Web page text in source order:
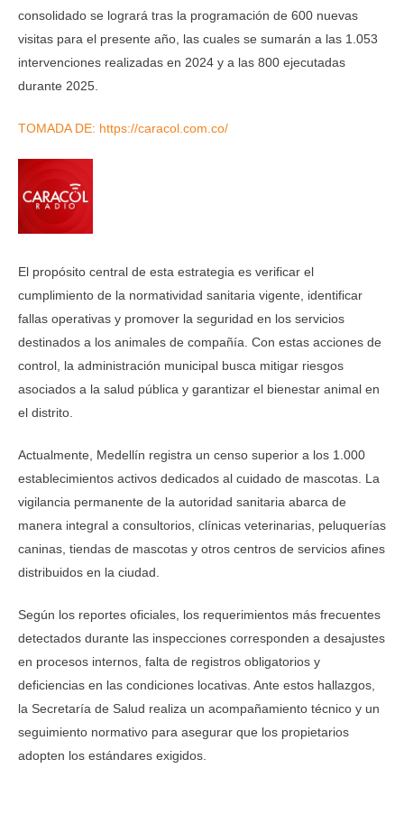
consolidado se logrará tras la programación de 600 nuevas
visitas para el presente año, las cuales se sumarán a las 1.053
intervenciones realizadas en 2024 y a las 800 ejecutadas
durante 2025.
TOMADA DE: https://caracol.com.co/
El propósito central de esta estrategia es verificar el
cumplimiento de la normatividad sanitaria vigente, identificar
fallas operativas y promover la seguridad en los servicios
destinados a los animales de compañía. Con estas acciones de
control, la administración municipal busca mitigar riesgos
asociados a la salud pública y garantizar el bienestar animal en
el distrito.
Actualmente, Medellín registra un censo superior a los 1.000
establecimientos activos dedicados al cuidado de mascotas. La
vigilancia permanente de la autoridad sanitaria abarca de
manera integral a consultorios, clínicas veterinarias, peluquerías
caninas, tiendas de mascotas y otros centros de servicios afines
distribuidos en la ciudad.
Según los reportes oficiales, los requerimientos más frecuentes
detectados durante las inspecciones corresponden a desajustes
en procesos internos, falta de registros obligatorios y
deficiencias en las condiciones locativas. Ante estos hallazgos,
la Secretaría de Salud realiza un acompañamiento técnico y un
seguimiento normativo para asegurar que los propietarios
adopten los estándares exigidos.